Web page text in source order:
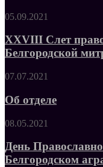
05.09.2021
XXVIII Слет
Белгородской
07.07.2021
Об отделе
08.05.2021
День
Белгородском